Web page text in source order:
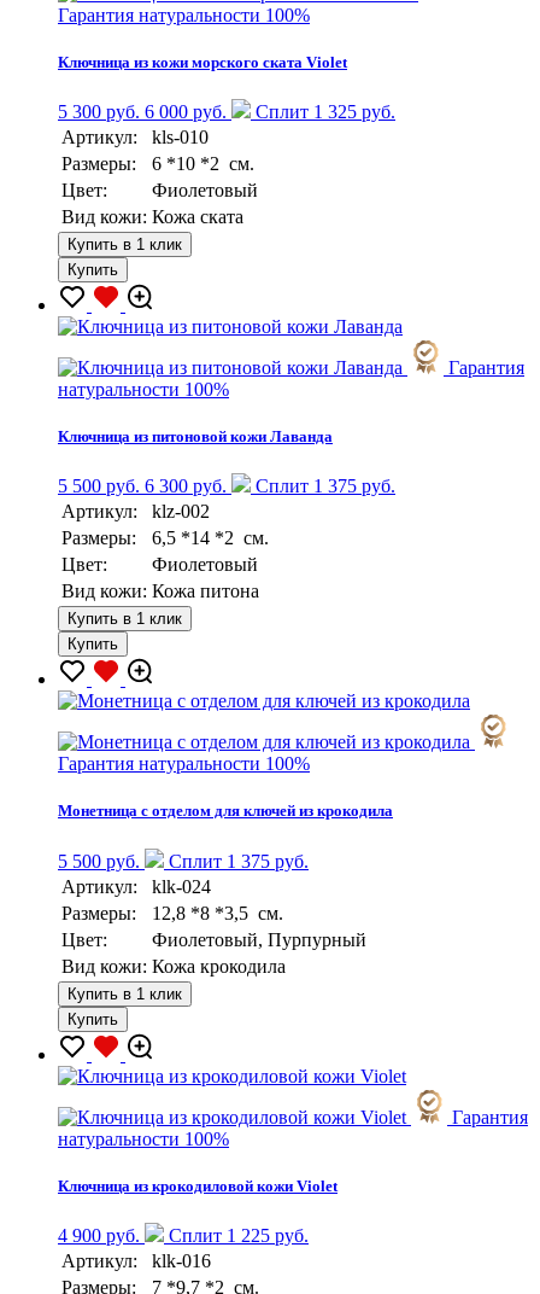
Гарантия натуральности 100%
Ключница из кожи морского ската Violet
5 300 руб. 6 000 руб.
Сплит 1 325 руб.
Артикул:
kls-010
Размеры:
6 *10 *2 см.
Цвет:
Фиолетовый
Вид кожи: Кожа ската
Купить в 1 клик
Купить
Гарантия
натуральности 100%
Ключница из питоновой кожи Лаванда
5 500 руб. 6 300 руб.
Сплит 1 375 руб.
Артикул:
klz-002
Размеры:
6,5 *14 *2 см.
Цвет:
Фиолетовый
Вид кожи: Кожа питона
Купить в 1 клик
Купить
Гарантия натуральности 100%
Монетница с отделом для ключей из крокодила
5 500 руб.
Сплит 1 375 руб.
Артикул:
klk-024
Размеры:
12,8 *8 *3,5 см.
Цвет:
Фиолетовый, Пурпурный
Вид кожи: Кожа крокодила
Купить в 1 клик
Купить
Гарантия
натуральности 100%
Ключница из крокодиловой кожи Violet
4 900 руб.
Сплит 1 225 руб.
Артикул:
klk-016
Размеры:
7 *9,7 *2 см.